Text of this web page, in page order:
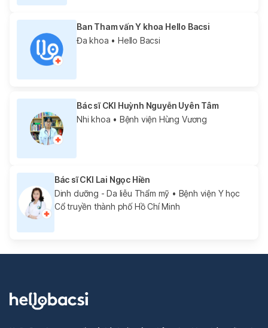
Ban Tham vấn Y khoa Hello Bacsi
Đa khoa • Hello Bacsi
Bác sĩ CKI Huỳnh Nguyễn Uyên Tâm
Nhi khoa • Bệnh viện Hùng Vương
Bác sĩ CKI Lai Ngọc Hiền
Dinh dưỡng - Da liễu Thẩm mỹ • Bệnh viện Y học
Cổ truyền thành phố Hồ Chí Minh